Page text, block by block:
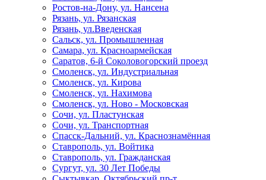
Ростов-на-Дону, ул. Нансена
Рязань, ул. Рязанская
Рязань, ул.Введенская
Сальск, ул. Промышленная
Самара, ул. Красноармейская
Саратов, 6-й Соколовогорский проезд
Смоленск, ул. Индустриальная
Смоленск, ул. Кирова
Смоленск, ул. Нахимова
Смоленск, ул. Ново - Московская
Сочи, ул. Пластунская
Сочи, ул. Транспортная
Спасск-Дальний, ул. Краснознамённая
Ставрополь, ул. Войтика
Ставрополь, ул. Гражданская
Сургут, ул. 30 Лет Победы